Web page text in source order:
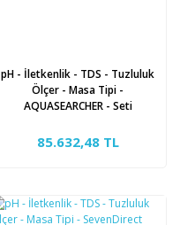
pH - İletkenlik - TDS - Tuzluluk
Ölçer - Masa Tipi -
AQUASEARCHER - Seti
85.632,48 TL